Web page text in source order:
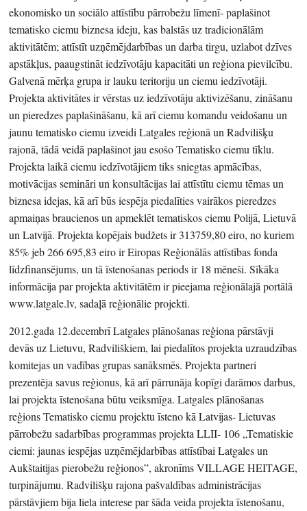
ekonomisko un sociālo attīstību pārrobežu līmenī- paplašinot
tematisko ciemu biznesa ideju, kas balstās uz tradicionālām
aktivitātēm; attīstīt uzņēmējdarbības un darba tirgu, uzlabot dzīves
apstākļus, paaugstināt iedzīvotāju kapacitāti un reģiona pievilcību.
Galvenā mērķa grupa ir lauku teritoriju un ciemu iedzīvotāji.
Projekta aktivitātes ir vērstas uz iedzīvotāju aktivizēšanu, zināšanu
un pieredzes paplašināšanu, kā arī ciemu komandu veidošanu un
jaunu tematisko ciemu izveidi Latgales reģionā un Radvilišķu
rajonā, tādā veidā paplašinot jau esošo Tematisko ciemu tīklu.
Projekta laikā ciemu iedzīvotājiem tiks sniegtas apmācības,
motivācijas semināri un konsultācijas lai attīstītu ciemu tēmas un
biznesa idejas, kā arī būs iespēja piedalīties vairākos pieredzes
apmaiņas braucienos un apmeklēt tematiskos ciemu Polijā, Lietuvā
un Latvijā. Projekta kopējais budžets ir 313759,80 eiro, no kuriem
85% jeb 266 695,83 eiro ir Eiropas Reģionālās attīstības fonda
līdzfinansējums, un tā īstenošanas periods ir 18 mēneši. Sīkāka
informācija par projekta aktivitātēm ir pieejama reģionālajā portālā
www.latgale.lv, sadaļā reģionālie projekti.
2012.gada 12.decembrī Latgales plānošanas reģiona pārstāvji
devās uz Lietuvu, Radviliškiem, lai piedalītos projekta uzraudzības
komitejas un vadības grupas sanāksmēs. Projekta partneri
prezentēja savus reģionus, kā arī pārrunāja kopīgi darāmos darbus,
lai projekta īstenošana būtu veiksmīga. Latgales plānošanas
reģions Tematisko ciemu projektu īsteno kā Latvijas- Lietuvas
pārrobežu sadarbības programmas projekta LLII- 106 „Tematiskie
ciemi: jaunas iespējas uzņēmējdarbības attīstībai Latgales un
Aukštaitijas pierobežu reģionos”, akronīms VILLAGE HEITAGE,
turpinājumu. Radvilišķu rajona pašvaldības administrācijas
pārstāvjiem bija liela interese par šāda veida projekta īstenošanu,